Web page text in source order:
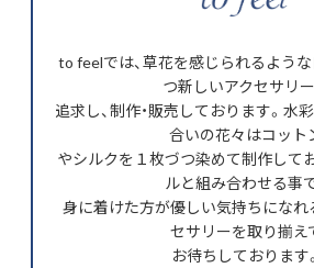
to feelでは、草花を感じられるよう
つ新しいアクセサリ
追求し、制作・販売しております。水
合いの花々はコット
やシルクを１枚づつ染めて制作して
ルと組み合わせる事で
身に着けた方が優しい気持ちになれ
セサリーを取り揃え
お待ちしております。